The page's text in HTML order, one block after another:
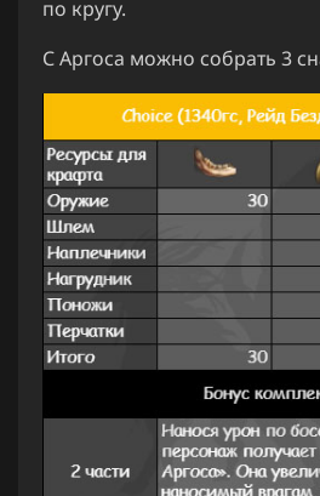
по кругу.
С Аргоса можно собрать 3